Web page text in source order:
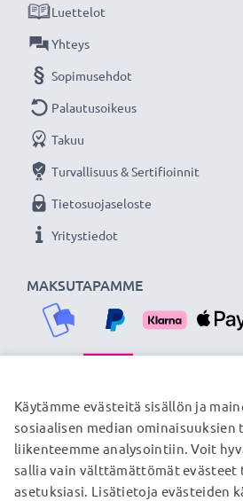
Objektiivin
Merkki: CELLONIC
Materiaali kehys ja suodinkierre:
Sopii objektiiveihin, joiden
on: 77mm
Suotimen kierre : päälle voidaan
linssisuojus, vastavalosuoja tai
Olemme vuonna 2004 perustettu
verkkokauppa, joka tarjoaa
siksi tarjoamme 36 kuukauden
MAKSUTAPAMME
Luettelot
Yhteys
Sopimusehdot
Palautusoikeus
Takuu
Turvallisuus & Sertifioinnit
Tietosuojaseloste
Yritystiedot
TOIMITUSKUMPPANIMME
© subtel.fi 2026
Kaikki hinnat sisältävät
Käytämme evästeitä sisällön ja
sosiaalisen median ominaisuuksien
liikenteemme analysointiin. Voit
sallia vain välttämättömät evästeet
asetuksiasi. Lisätietoja evästeiden